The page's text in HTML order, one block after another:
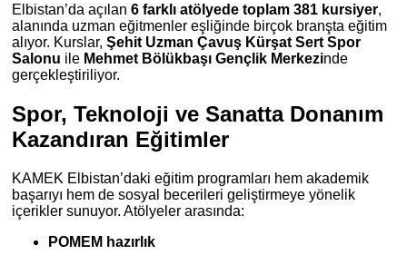
Elbistan’da açılan 6 farklı atölyede toplam 381 kursiyer,
alanında uzman eğitmenler eşliğinde birçok branşta eğitim
alıyor. Kurslar, Şehit Uzman Çavuş Kürşat Sert Spor
Salonu ile Mehmet Bölükbaşı Gençlik Merkezinde
gerçekleştiriliyor.
Spor, Teknoloji ve Sanatta Donanım
Kazandıran Eğitimler
KAMEK Elbistan’daki eğitim programları hem akademik
başarıyı hem de sosyal becerileri geliştirmeye yönelik
içerikler sunuyor. Atölyeler arasında:
POMEM hazırlık